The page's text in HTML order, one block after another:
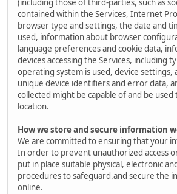
(including those of third-parties, such as
contained within the Services, Internet
browser type and settings, the date and
used, information about browser
language preferences and cookie data,
devices accessing the Services, including
operating system is used, device settings,
unique device identifiers and error data,
collected might be capable of and be
location.
How we store and secure information
We are committed to ensuring that your
In order to prevent unauthorized access
put in place suitable physical, electronic
procedures to safeguard.and secure the
online.